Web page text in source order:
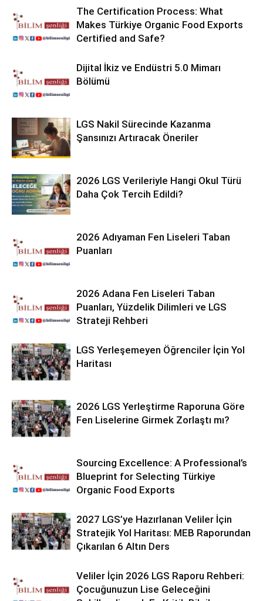
The Certification Process: What
Makes Türkiye Organic Food Exports
Certified and Safe?
Dijital İkiz ve Endüstri 5.0 Mimarı
Bölümü
LGS Nakil Sürecinde Kazanma
Şansınızı Artıracak Öneriler
2026 LGS Verileriyle Hangi Okul Türü
Daha Çok Tercih Edildi?
2026 Adıyaman Fen Liseleri Taban
Puanları
2026 Adana Fen Liseleri Taban
Puanları, Yüzdelik Dilimleri ve LGS
Strateji Rehberi
LGS Yerleşemeyen Öğrenciler İçin Yol
Haritası
2026 LGS Yerleştirme Raporuna Göre
Fen Liselerine Girmek Zorlaştı mı?
Sourcing Excellence: A Professional’s
Blueprint for Selecting Türkiye
Organic Food Exports
2027 LGS’ye Hazırlanan Veliler İçin
Stratejik Yol Haritası: MEB Raporundan
Çıkarılan 6 Altın Ders
Veliler İçin 2026 LGS Raporu Rehberi:
Çocuğunuzun Lise Geleceğini